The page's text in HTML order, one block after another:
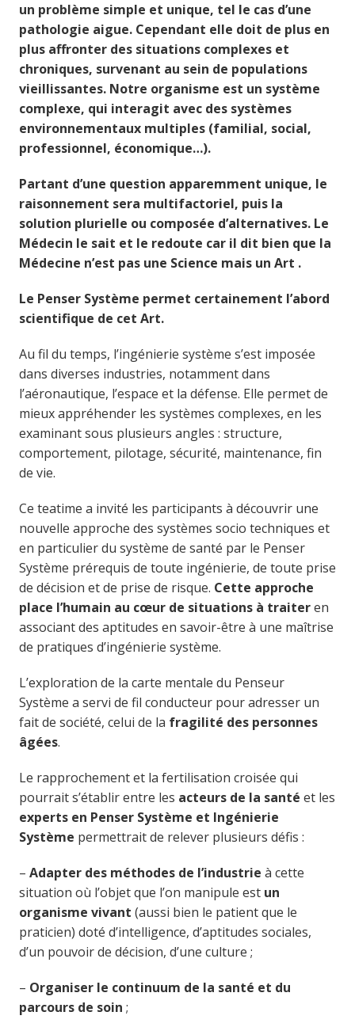
un problème simple et unique, tel le cas d’une
pathologie aigue. Cependant elle doit de plus en
plus affronter des situations complexes et
chroniques, survenant au sein de populations
vieillissantes. Notre organisme est un système
complexe, qui interagit avec des systèmes
environnementaux multiples (familial, social,
professionnel, économique…).
Partant d’une question apparemment unique, le
raisonnement sera multifactoriel, puis la
solution plurielle ou composée d’alternatives. Le
Médecin le sait et le redoute car il dit bien que la
Médecine n’est pas une Science mais un Art .
Le Penser Système permet certainement l’abord
scientifique de cet Art.
Au fil du temps, l’ingénierie système s’est imposée
dans diverses industries, notamment dans
l’aéronautique, l’espace et la défense. Elle permet de
mieux appréhender les systèmes complexes, en les
examinant sous plusieurs angles : structure,
comportement, pilotage, sécurité, maintenance, fin
de vie.
Ce teatime a invité les participants à découvrir une
nouvelle approche des systèmes socio techniques et
en particulier du système de santé par le Penser
Système prérequis de toute ingénierie, de toute prise
de décision et de prise de risque. Cette approche
place l’humain au cœur de situations à traiteren
associant des aptitudes en savoir-être à une maîtrise
de pratiques d’ingénierie système.
L’exploration de la carte mentale du Penseur
Système a servi de fil conducteur pour adresser un
fait de société, celui de la fragilité des personnes
âgées.
Le rapprochement et la fertilisation croisée qui
pourrait s’établir entre les acteurs de la santé et les
experts en Penser Système et Ingénierie
Système permettrait de relever plusieurs défis :
– Adapter des méthodes de l’industrie à cette
situation où l’objet que l’on manipule est un
organisme vivant (aussi bien le patient que le
praticien) doté d’intelligence, d’aptitudes sociales,
d’un pouvoir de décision, d’une culture ;
– Organiser le continuum de la santé et du
parcours de soin ;